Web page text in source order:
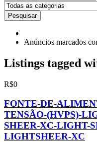
Pesquisar
Anúncios marcados
Listings tagged
R$0
FONTE-DE-
TENSÃO-(HVPS)-
SHEER-XC-LIGHT-
LIGHTSHEER-XC